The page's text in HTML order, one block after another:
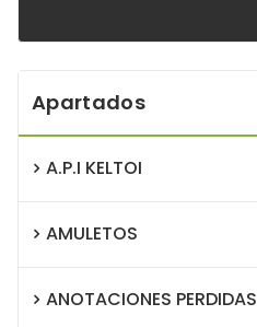
Apartados
A.P.I KELTOI
AMULETOS
ANOTACIONES PERDIDAS